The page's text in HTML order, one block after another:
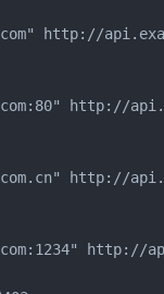
http://
http://
http://
http://